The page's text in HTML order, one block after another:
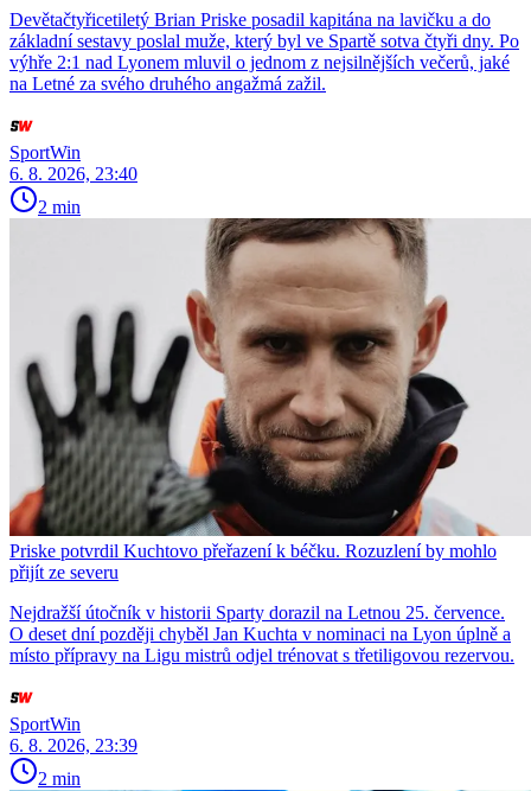
Devětačtyřicetiletý Brian Priske posadil kapitána na lavičku a do
základní sestavy poslal muže, který byl ve Spartě sotva čtyři dny. Po
výhře 2:1 nad Lyonem mluvil o jednom z nejsilnějších večerů, jaké
na Letné za svého druhého angažmá zažil.
SportWin
6. 8. 2026, 23:40
2 min
Priske potvrdil Kuchtovo přeřazení k béčku. Rozuzlení by mohlo
přijít ze severu
Nejdražší útočník v historii Sparty dorazil na Letnou 25. července.
O deset dní později chyběl Jan Kuchta v nominaci na Lyon úplně a
místo přípravy na Ligu mistrů odjel trénovat s třetiligovou rezervou.
SportWin
6. 8. 2026, 23:39
2 min